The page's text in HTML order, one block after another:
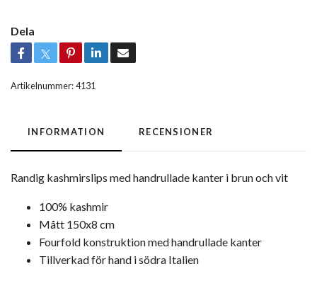
Dela
Artikelnummer:4131
INFORMATION RECENSIONER
Randig kashmirslips med handrullade kanter i brun och vit
100% kashmir
Mått 150x8 cm
Fourfold konstruktion med handrullade kanter
Tillverkad för hand i södra Italien